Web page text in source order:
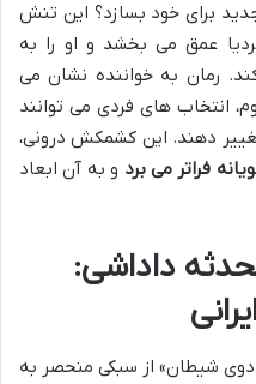
برای خود بسازد؟ این تنش
عمق می بخشد و او را به
رمان به خواننده نشان می
انتخاب های فردی می توانند
دهند. این کشمکش درونی،
فراتر می برد و به آن ابعاد
داداشی:
شیطان» از سبکی منحصر به